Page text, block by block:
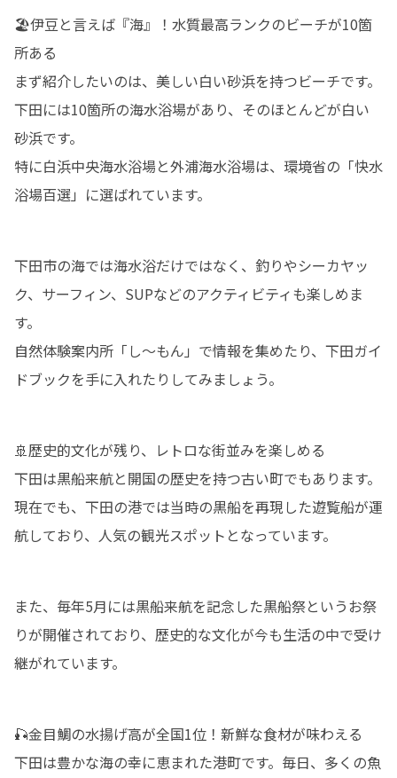
🏖伊豆と言えば『海』！水質最高ランクのビーチが10箇
所ある
まず紹介したいのは、美しい白い砂浜を持つビーチです。
下田には10箇所の海水浴場があり、そのほとんどが白い
砂浜です。
特に白浜中央海水浴場と外浦海水浴場は、環境省の「快水
浴場百選」に選ばれています。
下田市の海では海水浴だけではなく、釣りやシーカヤッ
ク、サーフィン、SUPなどのアクティビティも楽しめま
す。
自然体験案内所「し～もん」で情報を集めたり、下田ガイ
ドブックを手に入れたりしてみましょう。
🚢歴史的文化が残り、レトロな街並みを楽しめる
下田は黒船来航と開国の歴史を持つ古い町でもあります。
現在でも、下田の港では当時の黒船を再現した遊覧船が運
航しており、人気の観光スポットとなっています。
また、毎年5月には黒船来航を記念した黒船祭というお祭
りが開催されており、歴史的な文化が今も生活の中で受け
継がれています。
🎣金目鯛の水揚げ高が全国1位！新鮮な食材が味わえる
下田は豊かな海の幸に恵まれた港町です。毎日、多くの魚